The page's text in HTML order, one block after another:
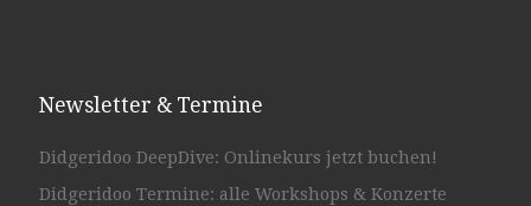
Newsletter & Termine
Didgeridoo DeepDive: Onlinekurs jetzt buchen!
Didgeridoo Termine: alle Workshops & Konzerte